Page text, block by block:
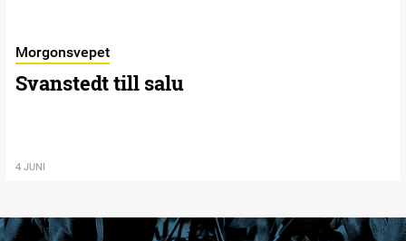
Morgonsvepet
Svanstedt till salu
4 JUNI